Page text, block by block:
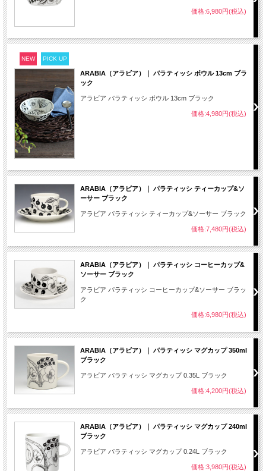
価格:6,980円(税込)
NEW PICK UP
ARABIA（アラビア）｜ パラティッシ ボウル 13cm ブラ
ック
アラビア パラティッシ ボウル 13cm ブラック
価格:4,980円(税込)
ARABIA（アラビア）｜ パラティッシ ティーカップ&ソ
ーサー ブラック
アラビア パラティッシ ティーカップ&ソーサー ブラック
価格:7,480円(税込)
ARABIA（アラビア）｜ パラティッシ コーヒーカップ&
ソーサー ブラック
アラビア パラティッシ コーヒーカップ&ソーサー ブラッ
ク
価格:6,980円(税込)
ARABIA（アラビア）｜ パラティッシ マグカップ 350ml
ブラック
アラビア パラティッシ マグカップ 0.35L ブラック
価格:4,200円(税込)
ARABIA（アラビア）｜ パラティッシ マグカップ 240ml
ブラック
アラビア パラティッシ マグカップ 0.24L ブラック
価格:3,980円(税込)